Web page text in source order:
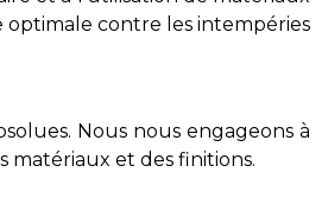
optimale contre les intempéries
Nous nous engageons à
matériaux et des finitions.